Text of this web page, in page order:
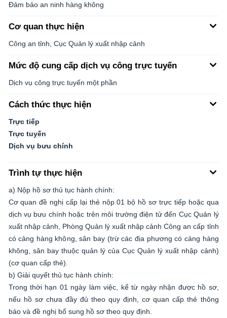
Đảm bảo an ninh hàng không
Cơ quan thực hiện
Công an tỉnh, Cục Quản lý xuất nhập cảnh
Mức độ cung cấp dịch vụ công trực tuyến
Dịch vụ công trực tuyến một phần
Cách thức thực hiện
Trực tiếp
Trực tuyến
Dịch vụ bưu chính
Trình tự thực hiện
a) Nộp hồ sơ thủ tục hành chính:
Cơ quan đề nghị cấp lại thẻ nộp 01 bộ hồ sơ trực tiếp hoặc qua
dịch vụ bưu chính hoặc trên môi trường điện tử đến Cục Quản lý
xuất nhập cảnh, Phòng Quản lý xuất nhập cảnh Công an cấp tỉnh
có cảng hàng không, sân bay (trừ các địa phương có cảng hàng
không, sân bay thuộc quản lý của Cục Quản lý xuất nhập cảnh)
(cơ quan cấp thẻ).
b) Giải quyết thủ tục hành chính:
Trong thời hạn 01 ngày làm việc, kể từ ngày nhận được hồ sơ,
nếu hồ sơ chưa đầy đủ theo quy định, cơ quan cấp thẻ thông
báo và đề nghị bổ sung hồ sơ theo quy định.